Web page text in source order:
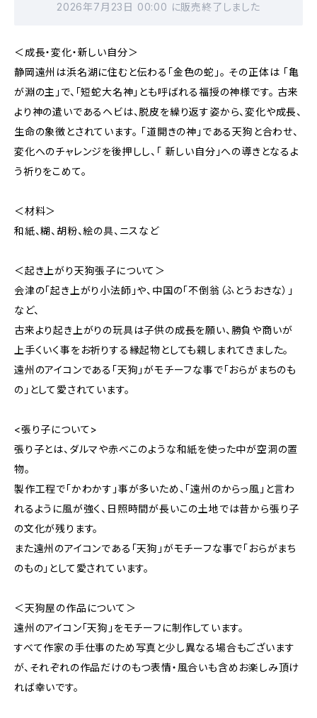
2026年7月23日 00:00 に販売終了しました
＜成長・変化・新しい自分＞
静岡遠州は浜名湖に住むと伝わる「金色の蛇」。 その正体は 「亀
が淵の主」で、「短蛇大名神」とも呼ばれる福授の神様です。 古来
より神の遣いであるヘビは、脱皮を繰り返す姿から、変化や成長、
生命の象徴とされています。 「道開きの神」である天狗と合わせ、
変化へのチャレンジを後押しし、「 新しい自分」への導きとなるよ
う祈りをこめて。
＜材料＞
和紙、糊、胡粉、絵の具、ニスなど
＜起き上がり天狗張子について＞
会津の「起き上がり小法師」や、中国の「不倒翁（ふとうおきな）」
など、
古来より起き上がりの玩具は子供の成長を願い、勝負や商いが
上手くいく事をお祈りする縁起物としても親しまれてきました。
遠州のアイコンである「天狗」がモチーフな事で「おらがまちのも
の」として愛されています。
<張り子について>
張り子とは、ダルマや赤べこのような和紙を使った中が空洞の置
物。
製作工程で「かわかす」事が多いため、「遠州のからっ風」と言わ
れるように風が強く、日照時間が長いこの土地では昔から張り子
の文化が残ります。
また遠州のアイコンである「天狗」がモチーフな事で「おらがまち
のもの」として愛されています。
＜天狗屋の作品について＞
遠州のアイコン「天狗」をモチーフに制作しています。
すべて作家の手仕事のため写真と少し異なる場合もございます
が、それぞれの作品だけのもつ表情・風合いも含めお楽しみ頂け
れば幸いです。